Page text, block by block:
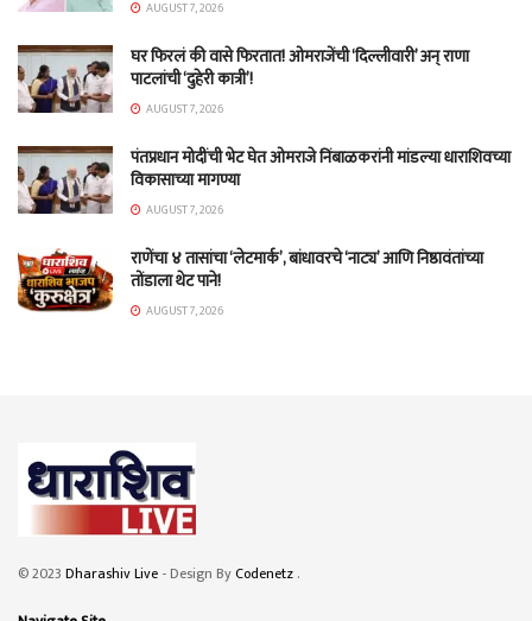
AUGUST 7, 2026
घर फिरलं की वासे फिरतात! ओमराजेंची ‘दिल्लीवारी’ अन् राणा
पाटलांची ‘दुहेरी कात्री’!
AUGUST 7, 2026
पंतप्रधान मोदींची भेट घेत ओमराजे निंबाळकरांनी मांडल्या धाराशिवच्या
विकासाच्या मागण्या
AUGUST 7, 2026
राणेंचा ४ तासांचा ‘लेटमार्क’, बांधावरचे ‘नाट्य’ आणि निष्ठावंतांच्या
तोंडाला थेट पाने!
AUGUST 7, 2026
© 2023 Dharashiv Live - Design ByCodenetz .